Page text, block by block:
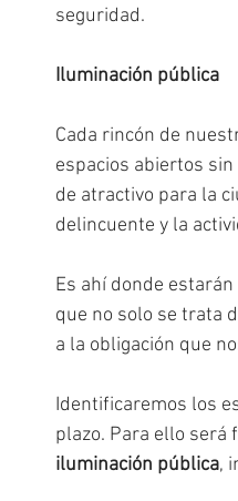
seguridad.
Iluminación pública
Cada rincón de
espacios abiertos
de atractivo para la
delincuente y la
Es ahí donde
que no solo se trata
a la obligación que
Identificaremos los
plazo. Para ello será
iluminación pública,